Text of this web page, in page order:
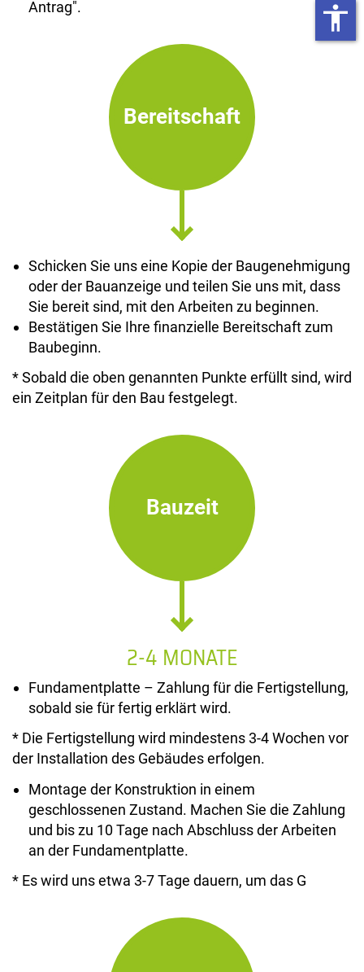
Antrag".
Bereitschaft
Schicken Sie uns eine Kopie der Baugenehmigung
oder der Bauanzeige und teilen Sie uns mit, dass
Sie bereit sind, mit den Arbeiten zu beginnen.
Bestätigen Sie Ihre finanzielle Bereitschaft zum
Baubeginn.
* Sobald die oben genannten Punkte erfüllt sind, wird
ein Zeitplan für den Bau festgelegt.
Bauzeit
2-4 MONATE
Fundamentplatte – Zahlung für die Fertigstellung,
sobald sie für fertig erklärt wird.
* Die Fertigstellung wird mindestens 3-4 Wochen vor
der Installation des Gebäudes erfolgen.
Montage der Konstruktion in einem
geschlossenen Zustand. Machen Sie die Zahlung
und bis zu 10 Tage nach Abschluss der Arbeiten
an der Fundamentplatte.
* Es wird uns etwa 3-7 Tage dauern, um das G
accessibility